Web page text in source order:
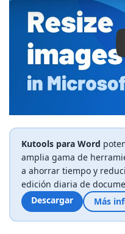
Kutools para Word
amplia gama de
a ahorrar tiempo y
edición diaria de
Descargar
Más